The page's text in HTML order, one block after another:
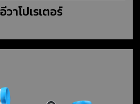
อีวาโปเรเตอร์